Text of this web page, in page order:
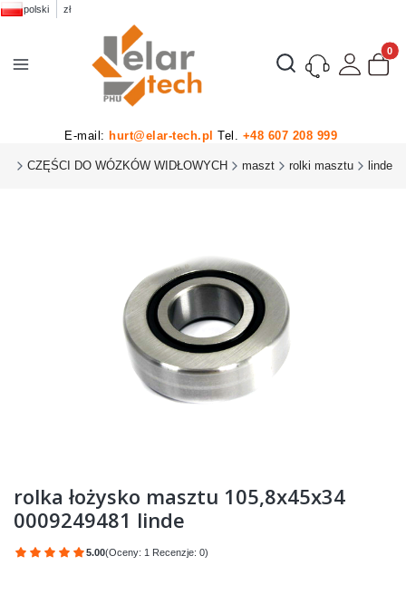
polski zł
Otwórz wyszukiwarkę
E-mail: hurt@elar-tech.pl Tel. +48 607 208 999
CZĘŚCI DO WÓZKÓW WIDŁOWYCH maszt rolki masztu linde
rolka łożysko masztu 105,8x45x34
0009249481 linde
5.00(Oceny: 1 Recenzje: 0)
Przejdź do sekcji Opinie